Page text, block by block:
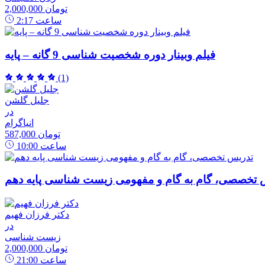
2,000,000 تومان
2:17 ساعت
فیلم وبینار دوره شخصیت شناسی 9 گانه – پایه
(1)
جلیل گلشن
در
انیاگرام
587,000 تومان
10:00 ساعت
تخصصی، گام به گام و مفهومی زیست شناسی پایه دهم
دکتر فرزان فهیم
در
زیست شناسی
2,000,000 تومان
21:00 ساعت